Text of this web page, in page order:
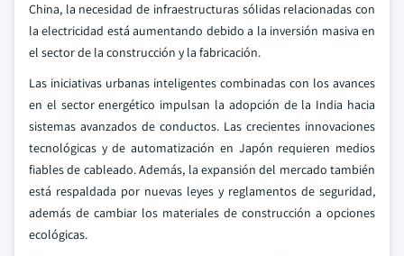
China, la necesidad de infraestructuras sólidas relacionadas con
la electricidad está aumentando debido a la inversión masiva en
el sector de la construcción y la fabricación.
Las iniciativas urbanas inteligentes combinadas con los avances
en el sector energético impulsan la adopción de la India hacia
sistemas avanzados de conductos. Las crecientes innovaciones
tecnológicas y de automatización en Japón requieren medios
fiables de cableado. Además, la expansión del mercado también
está respaldada por nuevas leyes y reglamentos de seguridad,
además de cambiar los materiales de construcción a opciones
ecológicas.